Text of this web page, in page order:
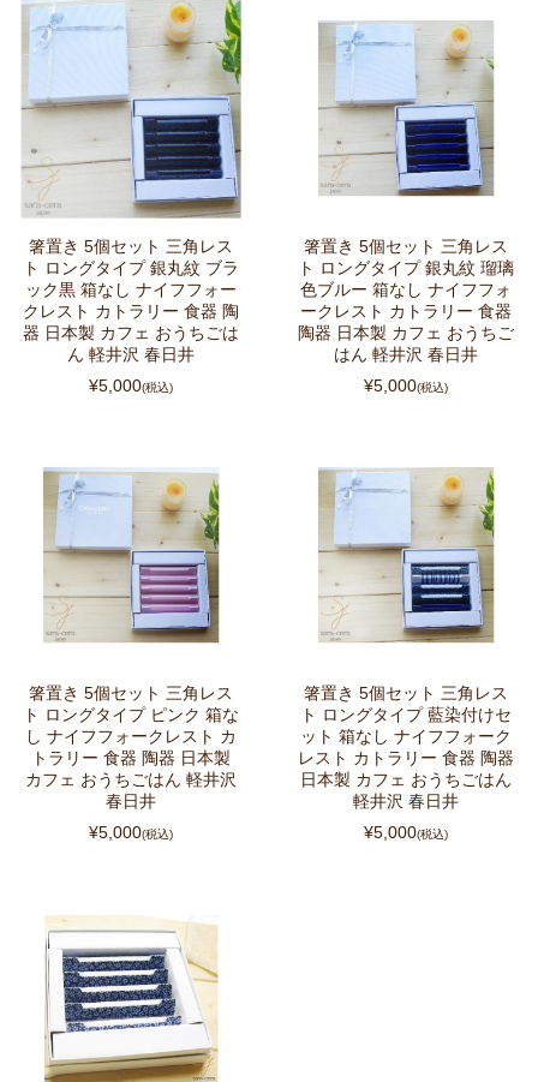
箸置き 5個セット 三角レス
ト ロングタイプ 銀丸紋 ブラ
ック黒 箱なし ナイフフォー
クレスト カトラリー 食器 陶
器 日本製 カフェ おうちごは
ん 軽井沢 春日井
¥5,000(税込)
箸置き 5個セット 三角レス
ト ロングタイプ 銀丸紋 瑠璃
色ブルー 箱なし ナイフフォ
ークレスト カトラリー 食器
陶器 日本製 カフェ おうちご
はん 軽井沢 春日井
¥5,000(税込)
箸置き 5個セット 三角レス
ト ロングタイプ ピンク 箱な
し ナイフフォークレスト カ
トラリー 食器 陶器 日本製
カフェ おうちごはん 軽井沢
春日井
¥5,000(税込)
箸置き 5個セット 三角レス
ト ロングタイプ 藍染付けセ
ット 箱なし ナイフフォーク
レスト カトラリー 食器 陶器
日本製 カフェ おうちごはん
軽井沢 春日井
¥5,000(税込)